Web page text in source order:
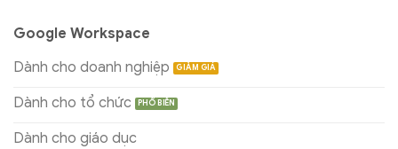
Google Workspace
Dành cho doanh nghiệp
Dành cho tổ chức
Dành cho giáo dục